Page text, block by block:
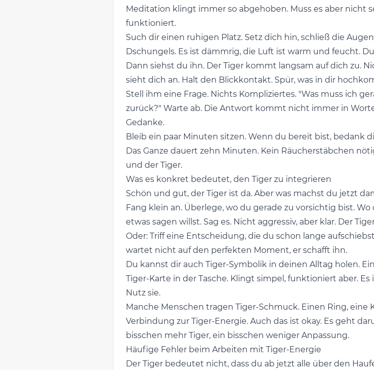
Meditation klingt immer so abgehoben. Muss es aber nicht
funktioniert.
Such dir einen ruhigen Platz. Setz dich hin, schließ die
Dschungels. Es ist dämmrig, die Luft ist warm und feucht.
Dann siehst du ihn. Der Tiger kommt langsam auf dich zu.
sieht dich an. Halt den Blickkontakt. Spür, was in dir
Stell ihm eine Frage. Nichts Kompliziertes. "Was muss ich
zurück?" Warte ab. Die Antwort kommt nicht immer in
Gedanke.
Bleib ein paar Minuten sitzen. Wenn du bereit bist, bedank
Das Ganze dauert zehn Minuten. Kein Räucherstäbchen
und der Tiger.
Was es konkret bedeutet, den Tiger zu integrieren
Schön und gut, der Tiger ist da. Aber was machst du jetzt
Fang klein an. Überlege, wo du gerade zu vorsichtig bist.
etwas sagen willst. Sag es. Nicht aggressiv, aber klar. Der
Oder: Triff eine Entscheidung, die du schon lange
wartet nicht auf den perfekten Moment, er schafft ihn.
Du kannst dir auch Tiger-Symbolik in deinen Alltag holen.
Tiger-Karte in der Tasche. Klingt simpel, funktioniert aber.
Nutz sie.
Manche Menschen tragen Tiger-Schmuck. Einen Ring, eine
Verbindung zur Tiger-Energie. Auch das ist okay. Es geht
bisschen mehr Tiger, ein bisschen weniger Anpassung.
Häufige Fehler beim Arbeiten mit Tiger-Energie
Der Tiger bedeutet nicht, dass du ab jetzt alle über den